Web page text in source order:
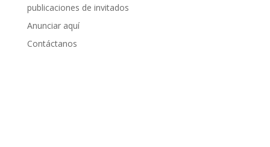
publicaciones de invitados
Anunciar aquí
Contáctanos